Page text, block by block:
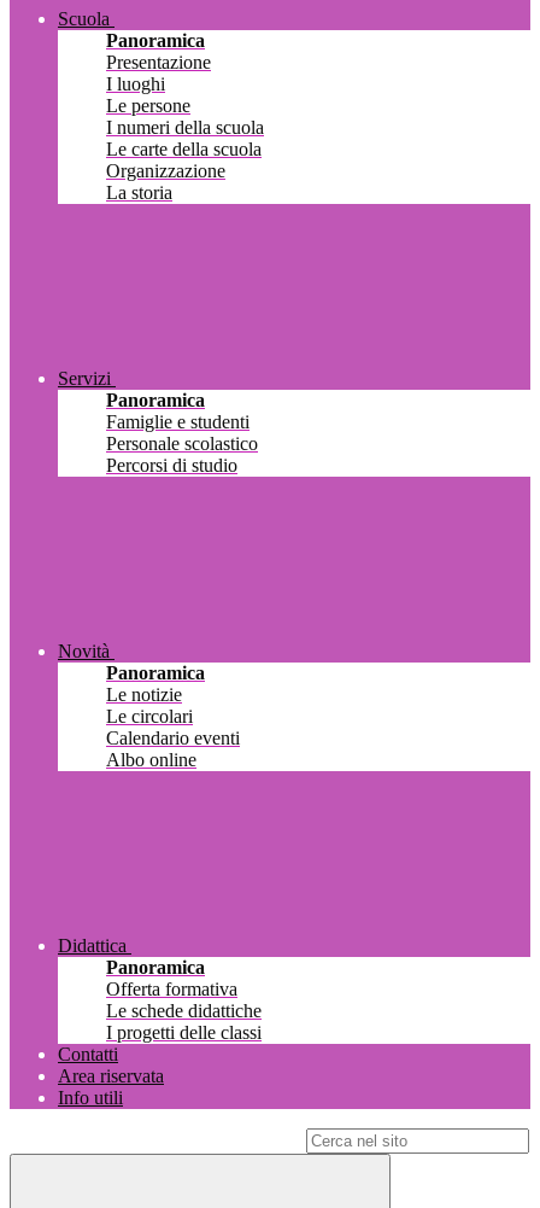
Scuola
Panoramica
Presentazione
I luoghi
Le persone
I numeri della scuola
Le carte della scuola
Organizzazione
La storia
Servizi
Panoramica
Famiglie e studenti
Personale scolastico
Percorsi di studio
Novità
Panoramica
Le notizie
Le circolari
Calendario eventi
Albo online
Didattica
Panoramica
Offerta formativa
Le schede didattiche
I progetti delle classi
Contatti
Area riservata
Info utili